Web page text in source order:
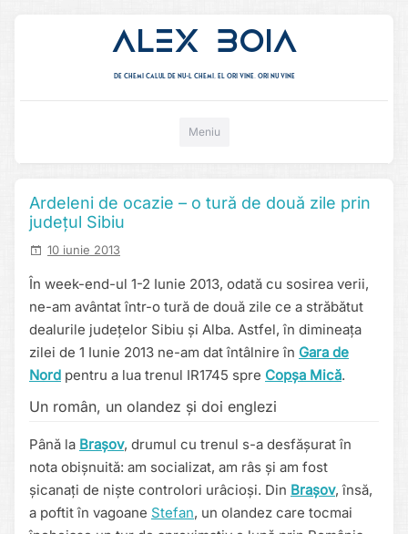
Alex Boia
De chemi calul de nu-l chemi, el ori vine. ori nu vine
Meniu
Ardeleni de ocazie – o tură de două zile prin
județul Sibiu
10 iunie 2013
În week-end-ul 1-2 Iunie 2013, odată cu sosirea verii,
ne-am avântat într-o tură de două zile ce a străbătut
dealurile județelor Sibiu și Alba. Astfel, în dimineața
zilei de 1 Iunie 2013 ne-am dat întâlnire în Gara de
Nord pentru a lua trenul IR1745 spre Copșa Mică.
Un român, un olandez și doi englezi
Până la Brașov, drumul cu trenul s-a desfășurat în
nota obișnuită: am socializat, am râs și am fost
șicanați de niște controlori urâcioși. Din Brașov, însă,
a poftit în vagoane Stefan, un olandez care tocmai